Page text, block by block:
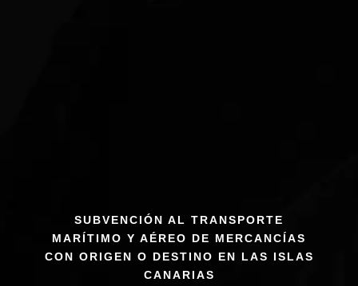
SUBVENCIÓN AL TRANSPORTE
MARÍTIMO Y AÉREO DE MERCANCÍAS
CON ORIGEN O DESTINO EN LAS ISLAS
CANARIAS